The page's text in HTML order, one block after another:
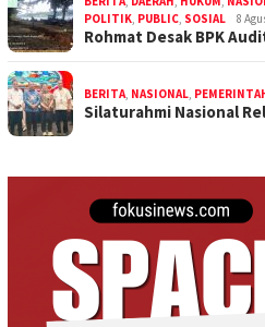
POLITIK, PUBLIC, SOSIAL 8
Rohmat Desak BPK
BERITA, NASIONAL,
Silaturahmi Nasional